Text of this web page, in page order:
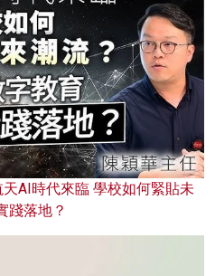
AI時代來臨 學校如何緊貼未
踐落地？